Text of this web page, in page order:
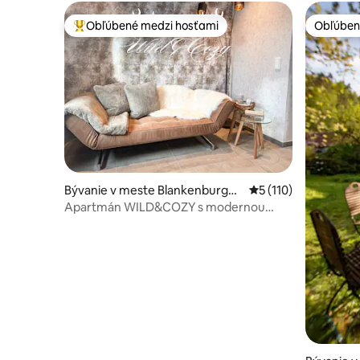
Najobľúbenejšie medzi hosťami
Obľúbené medzi hosťami
Bývanie v meste Blankenburg
(Harz)
Priemerné
5 (110)
Apartmán WILD&COZY s modernou